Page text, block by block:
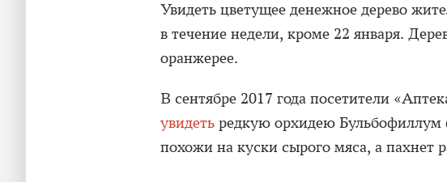
Увидеть цветущее денежное дерево
в течение недели, кроме 22 января.
оранжерее.
В сентябре 2017 года посетители
увидеть редкую орхидею Бульбофиллум
похожи на куски сырого мяса, а пахнет